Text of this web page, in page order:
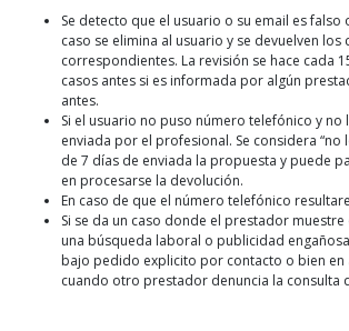
Se detecto que el usuario o su email es falso
caso se elimina al usuario y se devuelven los
correspondientes. La revisión se hace cada
casos antes si es informada por algún
antes.
Si el usuario no puso número telefónico y no
enviada por el profesional. Se considera “no
de 7 días de enviada la propuesta y puede
en procesarse la devolución.
En caso de que el número telefónico
Si se da un caso donde el prestador
una búsqueda laboral o publicidad
bajo pedido explicito por contacto o bien en
cuando otro prestador denuncia la consulta